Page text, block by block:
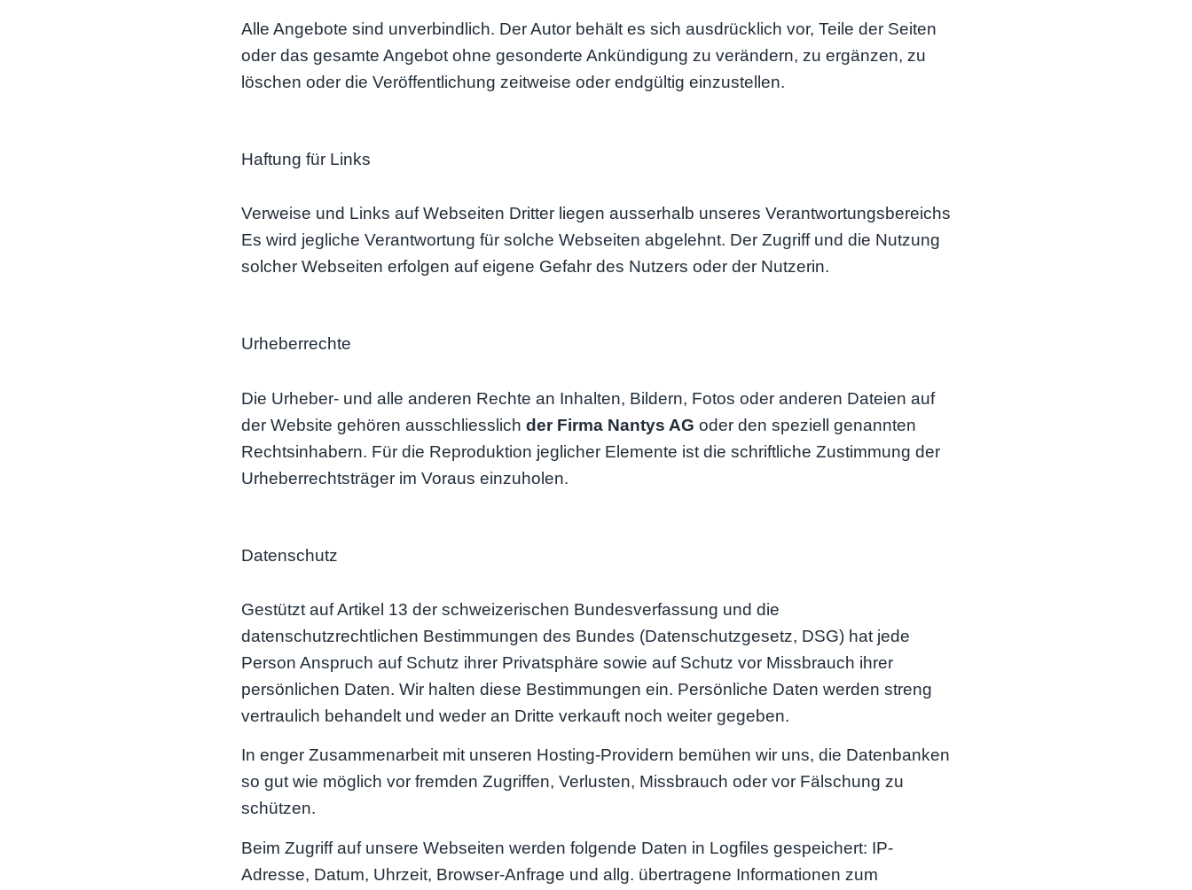
Alle Angebote sind unverbindlich. Der Autor behält es sich ausdrücklich vor, Teile der Seiten
oder das gesamte Angebot ohne gesonderte Ankündigung zu verändern, zu ergänzen, zu
löschen oder die Veröffentlichung zeitweise oder endgültig einzustellen.
Haftung für Links
Verweise und Links auf Webseiten Dritter liegen ausserhalb unseres Verantwortungsbereichs
Es wird jegliche Verantwortung für solche Webseiten abgelehnt. Der Zugriff und die Nutzung
solcher Webseiten erfolgen auf eigene Gefahr des Nutzers oder der Nutzerin.
Urheberrechte
Die Urheber- und alle anderen Rechte an Inhalten, Bildern, Fotos oder anderen Dateien auf
der Website gehören ausschliesslich der Firma Nantys AG oder den speziell genannten
Rechtsinhabern. Für die Reproduktion jeglicher Elemente ist die schriftliche Zustimmung der
Urheberrechtsträger im Voraus einzuholen.
Datenschutz
Gestützt auf Artikel 13 der schweizerischen Bundesverfassung und die
datenschutzrechtlichen Bestimmungen des Bundes (Datenschutzgesetz, DSG) hat jede
Person Anspruch auf Schutz ihrer Privatsphäre sowie auf Schutz vor Missbrauch ihrer
persönlichen Daten. Wir halten diese Bestimmungen ein. Persönliche Daten werden streng
vertraulich behandelt und weder an Dritte verkauft noch weiter gegeben.
In enger Zusammenarbeit mit unseren Hosting-Providern bemühen wir uns, die Datenbanken
so gut wie möglich vor fremden Zugriffen, Verlusten, Missbrauch oder vor Fälschung zu
schützen.
Beim Zugriff auf unsere Webseiten werden folgende Daten in Logfiles gespeichert: IP-
Adresse, Datum, Uhrzeit, Browser-Anfrage und allg. übertragene Informationen zum